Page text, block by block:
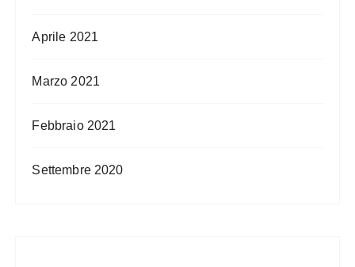
Aprile 2021
Marzo 2021
Febbraio 2021
Settembre 2020